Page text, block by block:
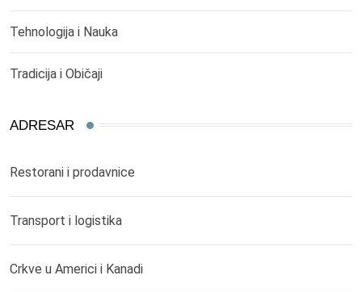
Tehnologija i Nauka
Tradicija i Običaji
ADRESAR
Restorani i prodavnice
Transport i logistika
Crkve u Americi i Kanadi